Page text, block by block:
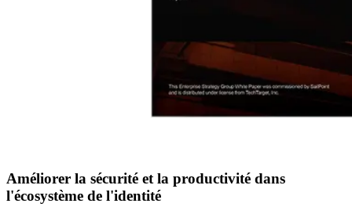
Améliorer la sécurité et la productivité dans
l'écosystème de l'identité